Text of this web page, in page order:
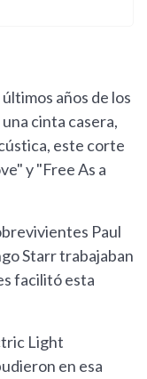
años de los
cinta casera,
este corte
y "Free As a
Paul
Starr trabajaban
facilitó esta
Light
en esa